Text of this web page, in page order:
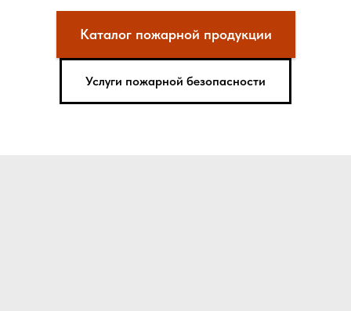
Каталог пожарной продукции
Услуги пожарной безопасности